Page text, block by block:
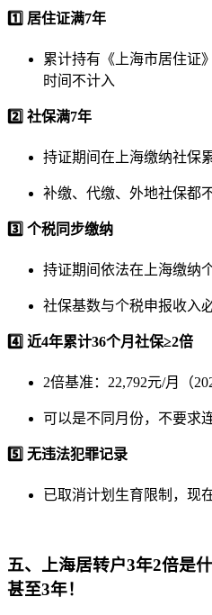
1️⃣ 居住证满7年
累计持有《上海市居住证
时间不计入
2️⃣ 社保满7年
持证期间在上海缴纳社保
补缴、代缴、外地社保都不
3️⃣ 个税同步缴纳
持证期间依法在上海缴纳
社保基数与个税申报收入
4️⃣ 近4年累计36个月社保≥2倍
2倍基准：22,792元/月（
可以是不同月份，不要求
5️⃣ 无违法犯罪记录
已取消计划生育限制，现
五、上海居转户3年2倍是
甚至3年！